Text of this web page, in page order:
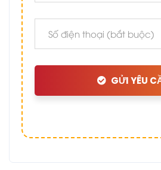
GỬI YÊU